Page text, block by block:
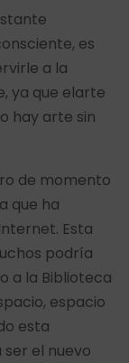
es
a la
ya que elarte
hay arte sin
de momento
que ha
Esta
podría
a la Biblioteca
espacio
esta
el nuevo